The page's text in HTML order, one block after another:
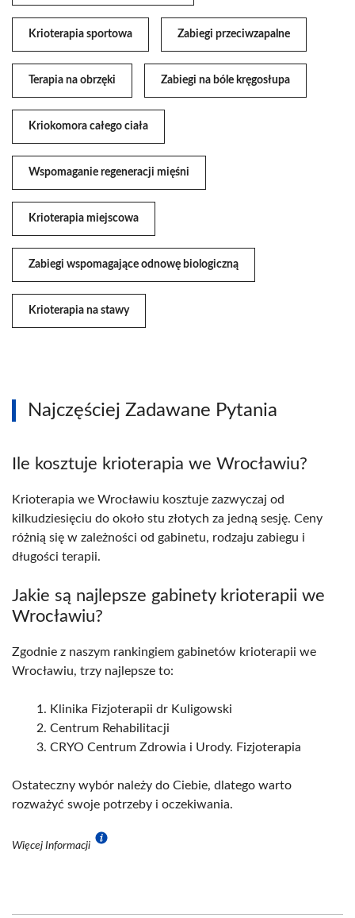
Krioterapia sportowa Zabiegi przeciwzapalne
Terapia na obrzęki Zabiegi na bóle kręgosłupa
Kriokomora całego ciała
Wspomaganie regeneracji mięśni
Krioterapia miejscowa
Zabiegi wspomagające odnowę biologiczną
Krioterapia na stawy
Najczęściej Zadawane Pytania
Ile kosztuje krioterapia we Wrocławiu?
Krioterapia we Wrocławiu kosztuje zazwyczaj od
kilkudziesięciu do około stu złotych za jedną sesję. Ceny
różnią się w zależności od gabinetu, rodzaju zabiegu i
długości terapii.
Jakie są najlepsze gabinety krioterapii we
Wrocławiu?
Zgodnie z naszym rankingiem gabinetów krioterapii we
Wrocławiu, trzy najlepsze to:
Klinika Fizjoterapii dr Kuligowski
Centrum Rehabilitacji
CRYO Centrum Zdrowia i Urody. Fizjoterapia
Ostateczny wybór należy do Ciebie, dlatego warto
rozważyć swoje potrzeby i oczekiwania.
Więcej Informacji